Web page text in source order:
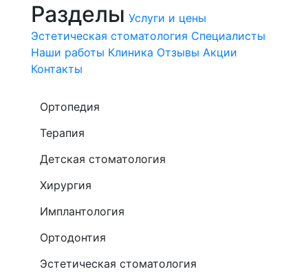
Разделы Услуги и цены
Эстетическая стоматология Специалисты
Наши работы Клиника Отзывы Акции
Контакты
Ортопедия
Терапия
Детская стоматология
Хирургия
Имплантология
Ортодонтия
Эстетическая стоматология